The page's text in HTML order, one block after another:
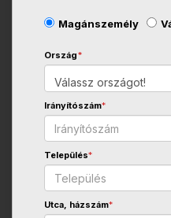
Magánszemély
Ország*
Válassz országot!
Irányítószám*
Település*
Utca, házszám*